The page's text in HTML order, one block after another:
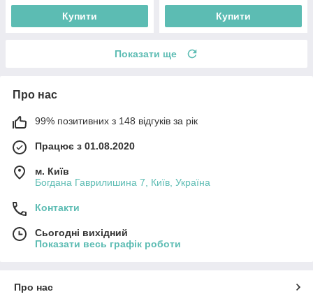
Купити Купити
Показати ще
Про нас
99% позитивних з 148 відгуків за рік
Працює з 01.08.2020
м. Київ
Богдана Гаврилишина 7, Київ, Україна
Контакти
Сьогодні вихідний
Показати весь графік роботи
Про нас